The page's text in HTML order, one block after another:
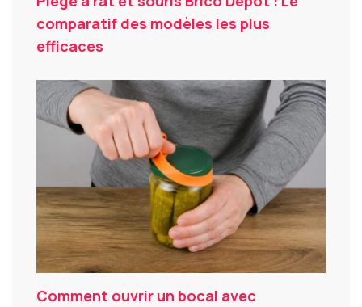
comparatif des modèles les plus
efficaces
Comment ouvrir un bocal avec